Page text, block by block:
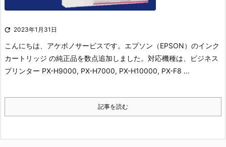
 2023年1月31日
こんにちは、アケボノサービスです。 エプソン（EPSON）のインク
カートリッジ の純正品を数点追加しました。 対応機種は、ビジネス
プリンター PX-H9000, PX-H7000, PX-H10000, PX-F8 ...
記事を読む